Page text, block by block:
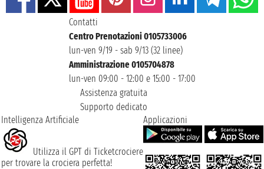
Contatti
Centro Prenotazioni 0105733006
lun-ven 9/19 - sab 9/13 (32 linee)
Amministrazione 0105704878
lun-ven 09:00 - 12:00 e 15:00 - 17:00
Assistenza gratuita
Supporto dedicato
Intelligenza Artificiale
Utilizza il GPT di Ticketcrociere
per trovare la crociera perfetta!
Applicazioni